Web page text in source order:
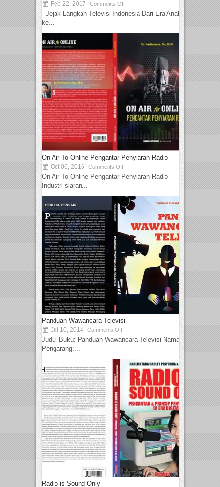
Feb 22, 2017 Comments Off
Jejak Langkah Televisi Indonesia Dari Era Analog
ke...
On Air To Online Pengantar Penyiaran Radio
Oct 06, 2016 Comments Off
On Air To Online Pengantar Penyiaran Radio
Industri siaran...
Panduan Wawancara Televisi
Jul 10, 2014 Comments Off
Judul Buku: Panduan Wawancara Televisi Nama
Pengarang:...
Radio is Sound Only